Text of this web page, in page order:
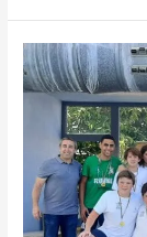
Polo
Aquático:
Fluvial
conquista
lugar
no
Torneio